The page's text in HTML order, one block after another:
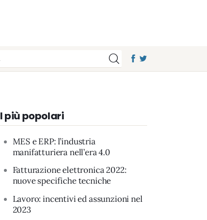
I più popolari
MES e ERP: l’industria
manifatturiera nell’era 4.0
Fatturazione elettronica 2022:
nuove specifiche tecniche
Lavoro: incentivi ed assunzioni nel
2023